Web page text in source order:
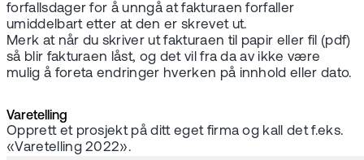
forfallsdager for å unngå at fakturaen forfaller
umiddelbart etter at den er skrevet ut.
Merk at når du skriver ut fakturaen til papir eller fil (pdf)
så blir fakturaen låst, og det vil fra da av ikke være
mulig å foreta endringer hverken på innhold eller dato.
Varetelling
Opprett et prosjekt på ditt eget firma og kall det f.eks.
«Varetelling 2022».